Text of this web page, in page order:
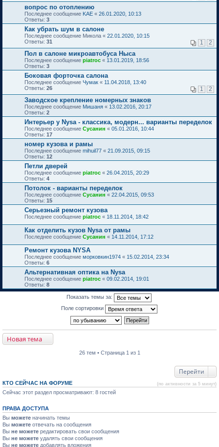
вопрос по отоплению
Последнее сообщение KAE « 26.01.2020, 10:13
Ответы: 3
Как убрать шум в салоне
Последнее сообщение Микола « 22.01.2020, 10:15
Ответы: 31 1 2
Пол в салоне микроавтобуса Ныса
Последнее сообщение piatroc « 13.01.2019, 18:56
Ответы: 3
Боковая форточка салона
Последнее сообщение Чумак « 11.04.2018, 13:40
Ответы: 26 1 2
Заводское крепление номерных знаков
Последнее сообщение Мишаня « 13.02.2016, 20:17
Ответы: 2
Интерьер у Nysa - классика, модерн... варианты переделок
Последнее сообщение Сусанин « 05.01.2016, 10:44
Ответы: 17
номер кузова и рамы
Последнее сообщение mihuil77 « 21.09.2015, 09:15
Ответы: 12
Петли дверей
Последнее сообщение piatroc « 26.04.2015, 20:29
Ответы: 4
Потолок - варианты переделок
Последнее сообщение Сусанин « 22.04.2015, 09:53
Ответы: 15
Серьезный ремонт кузова
Последнее сообщение piatroc « 18.11.2014, 18:42
Как отделить кузов Nysa от рамы
Последнее сообщение Сусанин « 14.11.2014, 17:12
Ремонт кузова NYSA
Последнее сообщение морковкин1974 « 15.02.2014, 23:34
Ответы: 6
Альтернативная оптика на Nysa
Последнее сообщение piatroc « 09.02.2014, 19:01
Ответы: 8
Показать темы за:
Поле сортировки
Новая тема
26 тем • Страница 1 из 1
Перейти
КТО СЕЙЧАС НА ФОРУМЕ (по активности за 5 минут)
Сейчас этот раздел просматривают: 8 гостей
ПРАВА ДОСТУПА
Вы можете начинать темы
Вы можете отвечать на сообщения
Вы не можете редактировать свои сообщения
Вы не можете удалять свои сообщения
Вы не можете добавлять вложения